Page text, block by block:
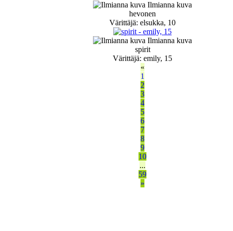
Ilmianna kuva
hevonen
Värittäjä: elsukka, 10
Ilmianna kuva
spirit
Värittäjä: emily, 15
«
1
2
3
4
5
6
7
8
9
10
...
59
»